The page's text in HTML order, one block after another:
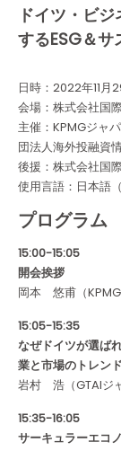
ドイツ・ビ
するESG＆サ
日時：2022年11月
会場：株式会社国
主催：KPMGジャ
団法人海外投融資
後援：株式会社国
使用言語：日本語
プログラム
15:00-15:05
開会挨拶
岡本 悠甫（
15:05-15:35
なぜドイツが選ば
業と市場のトレン
岩村 浩（GTAIジ
15:35-16:05
サーキュラーエコ